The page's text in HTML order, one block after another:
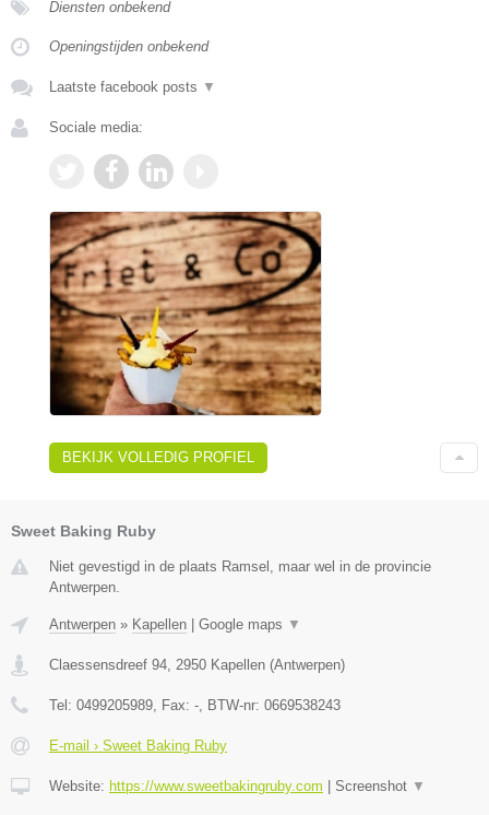
Diensten onbekend
Openingstijden onbekend
Laatste facebook posts ▼
Sociale media:
BEKIJK VOLLEDIG PROFIEL
Sweet Baking Ruby
Niet gevestigd in de plaats Ramsel, maar wel in de provincie
Antwerpen.
Antwerpen » Kapellen Google maps ▼
Claessensdreef 94 2950 Kapellen (Antwerpen)
Tel: 0499205989 , Fax: - , BTW-nr: 0669538243
E-mail › Sweet Baking Ruby
Website: https://www.sweetbakingruby.com Screenshot ▼